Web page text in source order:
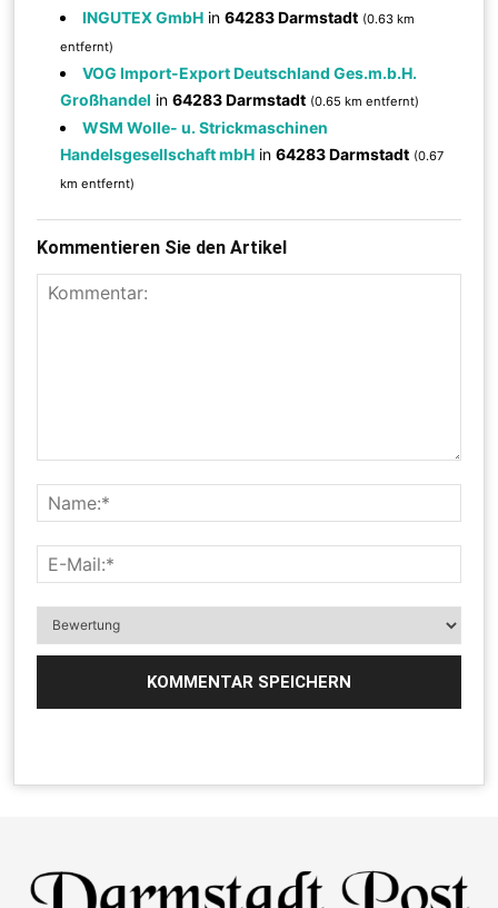
INGUTEX GmbH in64283 Darmstadt (0.63 km
entfernt)
VOG Import-Export Deutschland Ges.m.b.H.
Großhandel in64283 Darmstadt (0.65 km entfernt)
WSM Wolle- u. Strickmaschinen
Handelsgesellschaft mbH in64283 Darmstadt (0.67
km entfernt)
Kommentieren Sie den Artikel